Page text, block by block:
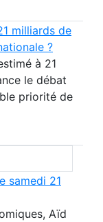
milliards de
?
à 21
le débat
priorité de
samedi 21
Aïd